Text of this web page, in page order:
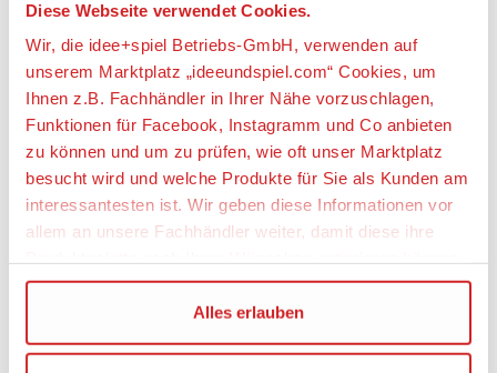
Diese Webseite verwendet Cookies.
Wir, die idee+spiel Betriebs-GmbH, verwenden auf
unserem Marktplatz „ideeundspiel.com“ Cookies, um
Ihnen z.B. Fachhändler in Ihrer Nähe vorzuschlagen,
Funktionen für Facebook, Instagramm und Co anbieten
zu können und um zu prüfen, wie oft unser Marktplatz
besucht wird und welche Produkte für Sie als Kunden am
interessantesten ist. Wir geben diese Informationen vor
allem an unsere Fachhändler weiter, damit diese ihre
Wir verwenden den Google Tag Manager um weitere
Dienste einzubinden.
Alles erlauben
weitere Angebote anzeigen
Artikeldetails
SCHLEICH 14882 Europäischer Laubfrosch
Artikelbeschreibung:
im Marmeladenglas hat er zum Glück schon vor
langer Zeit aufgegeben. Das war nichts für ihn. Viel